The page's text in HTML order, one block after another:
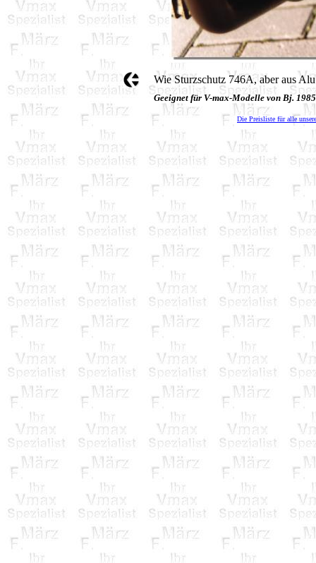
Wie Sturzschutz 746A, aber aus
Geeignet für V-max-Modelle von Bj.
Die Preisliste für alle